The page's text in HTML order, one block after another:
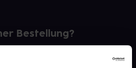
Bestellung?